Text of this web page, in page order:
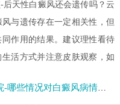
后天性白癜风还会遗传吗？云
与遗传存在一定相关性，但
作用的结果。建议理性看待
活方式并注意皮肤观察，如
情况对白癜风病情有影响